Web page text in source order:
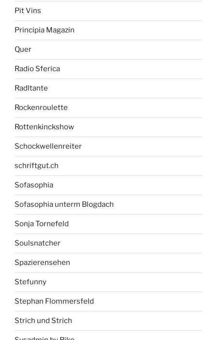
Pit Vins
Principia Magazin
Quer
Radio Sferica
Radltante
Rockenroulette
Rottenkinckshow
Schockwellenreiter
schriftgut.ch
Sofasophia
Sofasophia unterm Blogdach
Sonja Tornefeld
Soulsnatcher
Spazierensehen
Stefunny
Stephan Flommersfeld
Strich und Strich